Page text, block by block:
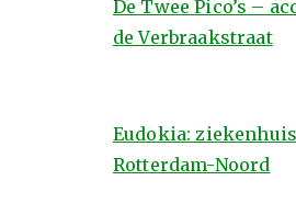
De Twee Pico’s –
de Verbraakstraat
Eudokia:
Rotterdam-Noord